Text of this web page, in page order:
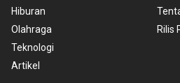
Hiburan
Olahraga
Teknologi
Artikel
Rilis